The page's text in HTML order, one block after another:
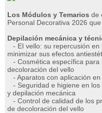
Los Módulos y Temarios de
Personal Decorativa 2026
Depilación mecánica y
- EI vello: su repercusión en
minimizar sus efectos
- Cosmética específica para
decoloración del vello
- Aparatos con aplicación
- Seguridad e higiene en
y depilación mecánica
- Control de calidad de los
de decoloración del vello